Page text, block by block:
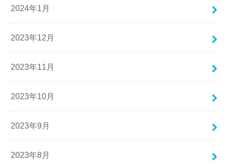
2024年1月
2023年12月
2023年11月
2023年10月
2023年9月
2023年8月